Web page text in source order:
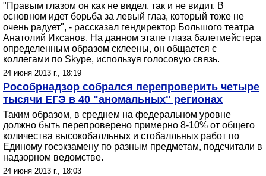
"Правым глазом он как не видел, так и не видит. В
основном идет борьба за левый глаз, который тоже не
очень радует", - рассказал гендиректор Большого театра
Анатолий Иксанов. На данном этапе глаза балетмейстера
определенным образом склеены, он общается с
коллегами по Skype, используя голосовую связь.
24 июня 2013 г., 18:19
Рособрнадзор собрался перепроверить четыре
тысячи ЕГЭ в 40 "аномальных" регионах
Таким образом, в среднем на федеральном уровне
должно быть перепроверено примерно 8-10% от общего
количества высокобалльных и стобалльных работ по
Единому госэкзамену по разным предметам, подсчитали в
надзорном ведомстве.
24 июня 2013 г., 18:03